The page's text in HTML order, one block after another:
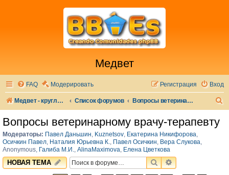
Медвет
FAQ Модерировать Вход
Регистрация
Медвет - круглосуточная ветеринарная клиника в Москве Список форумов Вопросы ветеринарному врачу-терапевту
Вопросы ветеринарному врачу-терапевту
Модераторы: Павел Даньшин, Kuznetsov, Екатерина Никифорова,
Осичкин Павел, Наталия Юрьевна К., Павел Осичкин, Вера Слукова,
Anonymous, Галиба М.И., AlinaMaximova, Елена Цветкова
НОВАЯ ТЕМА ПОИСКРАСШИРЕННЫЙ